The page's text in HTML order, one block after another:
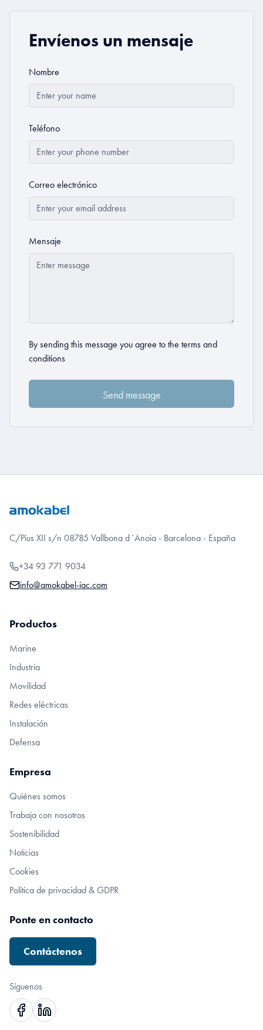
Envíenos un mensaje
Nombre
Teléfono
Correo electrónico
Mensaje
By sending this message you agree to the terms and
conditions
C/Pius XII s/n 08785 Vallbona d´Anoia - Barcelona - España
+34 93 771 9034
info@amokabel-iac.com
Productos
Marine
Industria
Movilidad
Redes eléctricas
Instalación
Defensa
Empresa
Quiénes somos
Trabaja con nosotros
Sostenibilidad
Noticias
Cookies
Política de privacidad & GDPR
Ponte en contacto
Contáctenos
Síguenos